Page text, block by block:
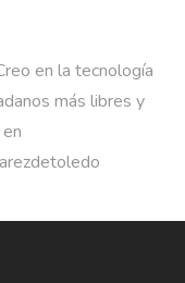
en la tecnología
más libres y